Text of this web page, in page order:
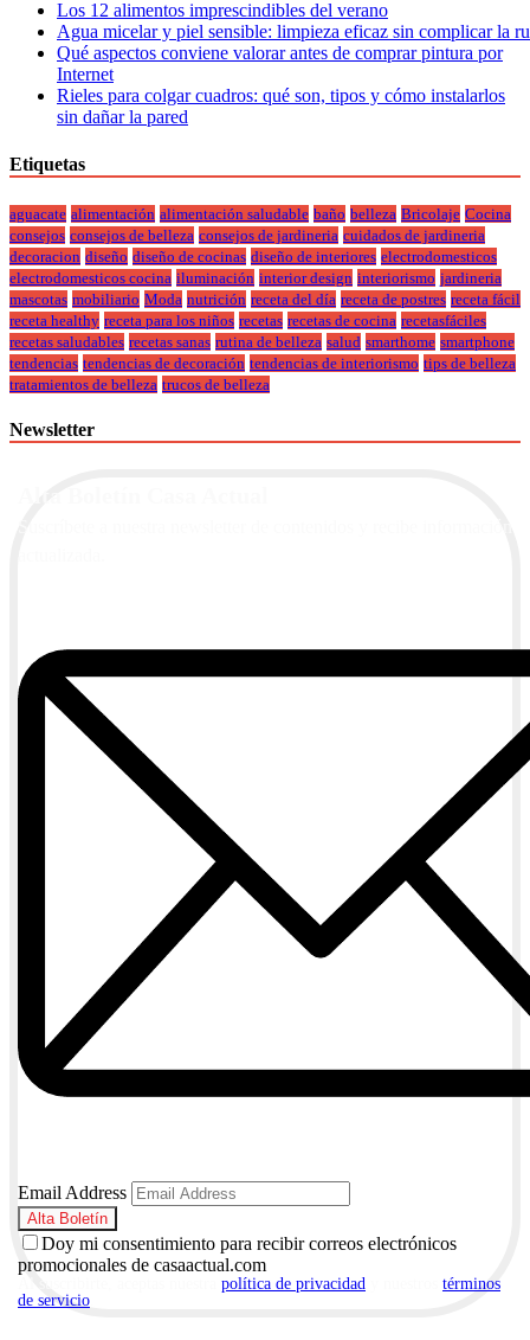
Los 12 alimentos imprescindibles del verano
Agua micelar y piel sensible: limpieza eficaz sin complicar la
Qué aspectos conviene valorar antes de comprar pintura por
Internet
Rieles para colgar cuadros: qué son, tipos y cómo instalarlos
sin dañar la pared
Etiquetas
aguacate alimentación alimentación saludable baño belleza Bricolaje Cocina
consejos consejos de belleza consejos de jardineria cuidados de jardineria
decoracion diseño diseño de cocinas diseño de interiores electrodomesticos
electrodomesticos cocina iluminación interior design interiorismo jardineria
mascotas mobiliario Moda nutrición receta del día receta de postres receta fácil
receta healthy receta para los niños recetas recetas de cocina recetasfáciles
recetas saludables recetas sanas rutina de belleza salud smarthome smartphone
tendencias tendencias de decoración tendencias de interiorismo tips de belleza
tratamientos de belleza trucos de belleza
Newsletter
Email Address
Doy mi consentimiento para recibir correos electrónicos
promocionales de casaactual.com
política de privacidad
términos
de servicio